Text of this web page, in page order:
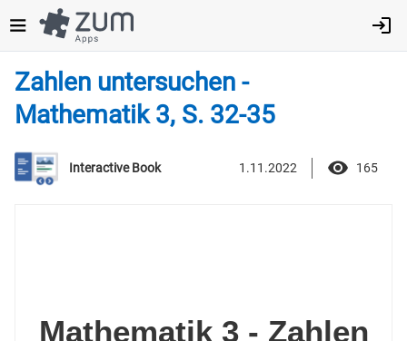
zum
Inhalt
Zahlen untersuchen -
Mathematik 3, S. 32-35
Interactive Book 1.11.2022 165